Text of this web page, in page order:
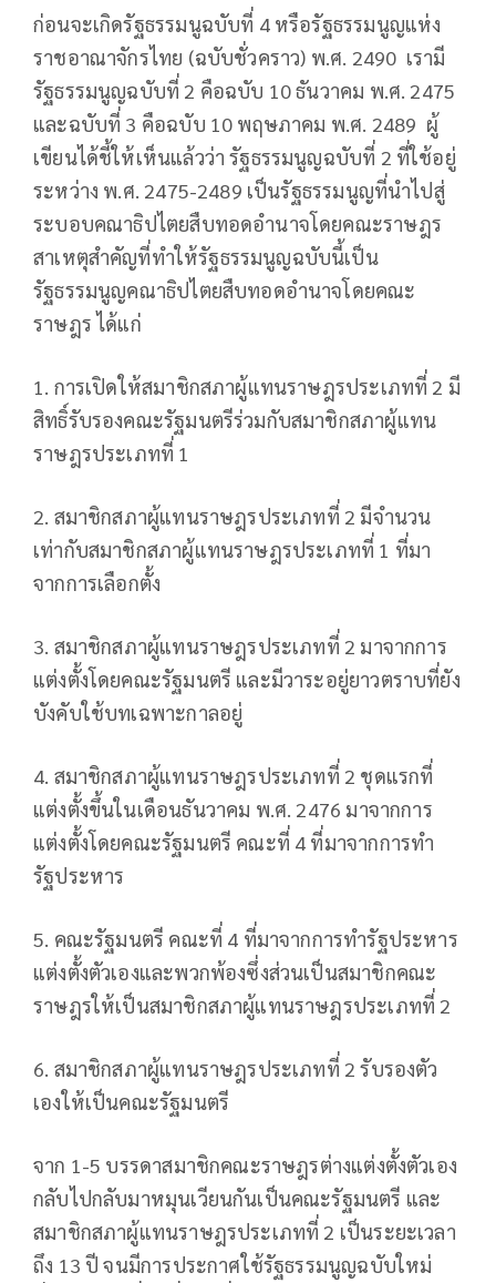
ก่อนจะเกิดรัฐธรรมนูฉบับที่ 4 หรือรัฐธรรมนูญแห่ง
ราชอาณาจักรไทย (ฉบับชั่วคราว) พ.ศ. 2490 เรามี
รัฐธรรมนูญฉบับที่ 2 คือฉบับ 10 ธันวาคม พ.ศ. 2475
และฉบับที่ 3 คือฉบับ 10 พฤษภาคม พ.ศ. 2489 ผู้
เขียนได้ชี้ให้เห็นแล้วว่า รัฐธรรมนูญฉบับที่ 2 ที่ใช้อยู่
ระหว่าง พ.ศ. 2475-2489 เป็นรัฐธรรมนูญที่นำไปสู่
ระบอบคณาธิปไตยสืบทอดอำนาจโดยคณะราษฎร
สาเหตุสำคัญที่ทำให้รัฐธรรมนูญฉบับนี้เป็น
รัฐธรรมนูญคณาธิปไตยสืบทอดอำนาจโดยคณะ
ราษฎร ได้แก่
1. การเปิดให้สมาชิกสภาผู้แทนราษฎรประเภทที่ 2 มี
สิทธิ์รับรองคณะรัฐมนตรีร่วมกับสมาชิกสภาผู้แทน
ราษฎรประเภทที่ 1
2. สมาชิกสภาผู้แทนราษฎรประเภทที่ 2 มีจำนวน
เท่ากับสมาชิกสภาผู้แทนราษฎรประเภทที่ 1 ที่มา
จากการเลือกตั้ง
3. สมาชิกสภาผู้แทนราษฎรประเภทที่ 2 มาจากการ
แต่งตั้งโดยคณะรัฐมนตรี และมีวาระอยู่ยาวตราบที่ยัง
บังคับใช้บทเฉพาะกาลอยู่
4. สมาชิกสภาผู้แทนราษฎรประเภทที่ 2 ชุดแรกที่
แต่งตั้งขึ้นในเดือนธันวาคม พ.ศ. 2476 มาจากการ
แต่งตั้งโดยคณะรัฐมนตรี คณะที่ 4 ที่มาจากการทำ
รัฐประหาร
5. คณะรัฐมนตรี คณะที่ 4 ที่มาจากการทำรัฐประหาร
แต่งตั้งตัวเองและพวกพ้องซึ่งส่วนเป็นสมาชิกคณะ
ราษฎรให้เป็นสมาชิกสภาผู้แทนราษฎรประเภทที่ 2
6. สมาชิกสภาผู้แทนราษฎรประเภทที่ 2 รับรองตัว
เองให้เป็นคณะรัฐมนตรี
จาก 1-5 บรรดาสมาชิกคณะราษฎรต่างแต่งตั้งตัวเอง
กลับไปกลับมาหมุนเวียนกันเป็นคณะรัฐมนตรี และ
สมาชิกสภาผู้แทนราษฎรประเภทที่ 2 เป็นระยะเวลา
ถึง 13 ปี จนมีการประกาศใช้รัฐธรรมนูญฉบับใหม่